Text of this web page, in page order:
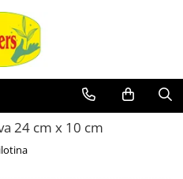
24 cm x 10 cm